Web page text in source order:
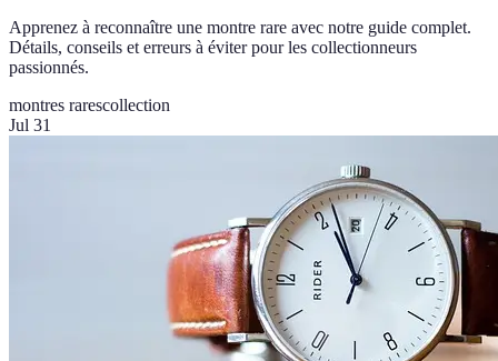
Apprenez à reconnaître une montre rare avec notre guide complet.
Détails, conseils et erreurs à éviter pour les collectionneurs
passionnés.
montres rarescollection
Jul 31